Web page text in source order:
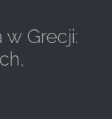
Grecji: